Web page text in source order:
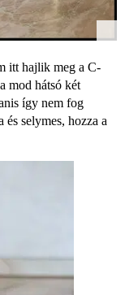
itt hajlik meg a C-
mod hátsó két
így nem fog
selymes, hozza a